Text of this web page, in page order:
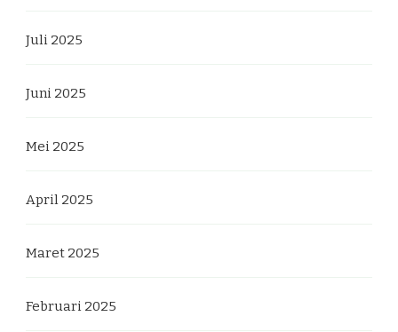
Juli 2025
Juni 2025
Mei 2025
April 2025
Maret 2025
Februari 2025